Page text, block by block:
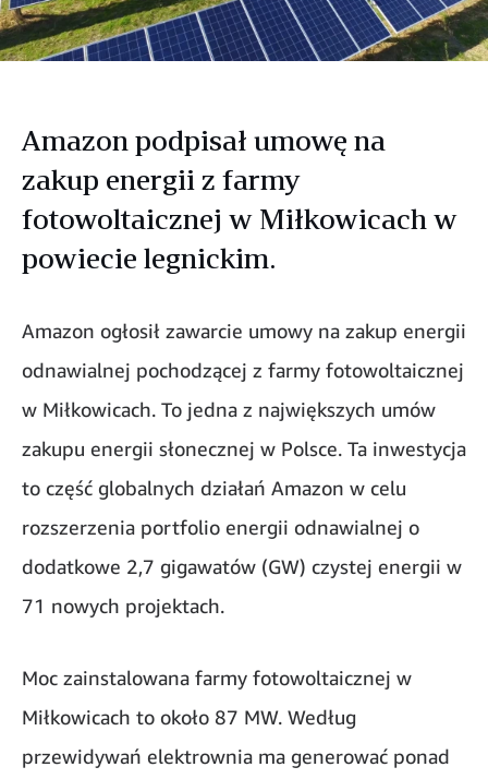
Amazon podpisał umowę na
zakup energii z farmy
fotowoltaicznej w Miłkowicach w
powiecie legnickim.
Amazon ogłosił zawarcie umowy na zakup energii
odnawialnej pochodzącej z farmy fotowoltaicznej
w Miłkowicach. To jedna z największych umów
zakupu energii słonecznej w Polsce. Ta inwestycja
to część globalnych działań Amazon w celu
rozszerzenia portfolio energii odnawialnej o
dodatkowe 2,7 gigawatów (GW) czystej energii w
71 nowych projektach.
Moc zainstalowana farmy fotowoltaicznej w
Miłkowicach to około 87 MW. Według
przewidywań elektrownia ma generować ponad